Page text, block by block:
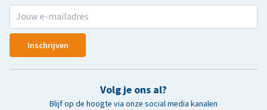
Inschrijven
Volg je ons al?
Blijf op de hoogte via onze social media kanalen